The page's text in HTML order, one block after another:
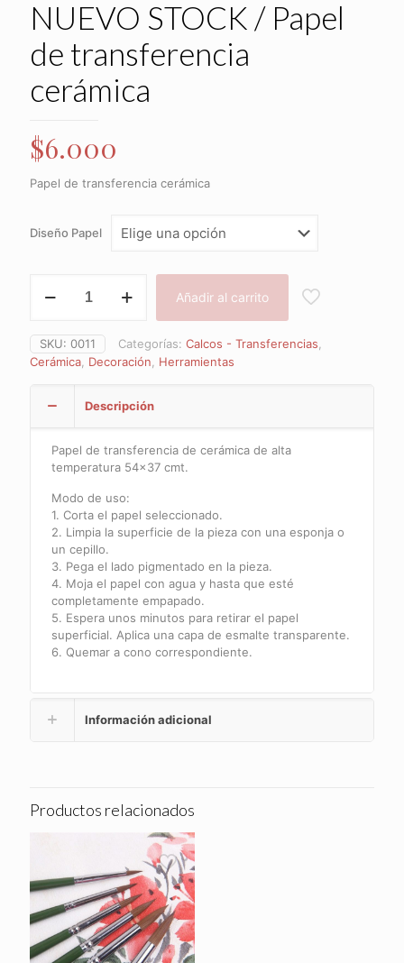
NUEVO STOCK / Papel
de transferencia
cerámica
$6.000
Papel de transferencia cerámica
Diseño Papel
STOCK
Papel
de
transferencia
cerámica
cantidad
Añadir al carrito
SKU: 0011 Categorías: Calcos - Transferencias,
Cerámica, Decoración, Herramientas
Descripción
Papel de transferencia de cerámica de alta
temperatura 54×37 cmt.
Modo de uso:
1. Corta el papel seleccionado.
2. Limpia la superficie de la pieza con una esponja o
un cepillo.
3. Pega el lado pigmentado en la pieza.
4. Moja el papel con agua y hasta que esté
completamente empapado.
5. Espera unos minutos para retirar el papel
superficial. Aplica una capa de esmalte transparente.
6. Quemar a cono correspondiente.
Información adicional
Productos relacionados